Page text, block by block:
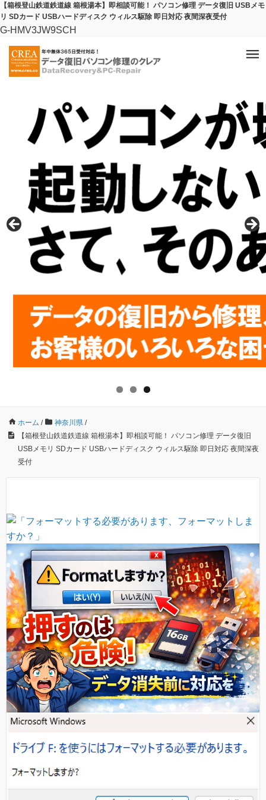
【箱根登山鉄道鉄道線 箱根湯本】即相談可能！ パソコン修理 データ復旧 USBメモ
リ SDカード USBハードディスク ウィルス駆除 即日対応 夜間深夜受付
G-HMV3JW9SCH
ホーム / 神奈川県 /
【箱根登山鉄道鉄道線 箱根湯本】即相談可能！ パソコン修理 データ復旧
USBメモリ SDカード USBハードディスク ウィルス駆除 即日対応 夜間深夜
受付